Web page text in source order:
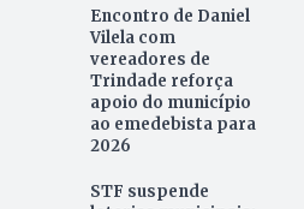
Encontro de Daniel
Vilela com
vereadores de
Trindade reforça
apoio do município
ao emedebista para
2026
STF suspende